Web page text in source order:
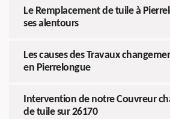
Le Remplacement de tuile à
ses alentours
Les causes des Travaux
en Pierrelongue
Intervention de notre Couvreur
de tuile sur 26170